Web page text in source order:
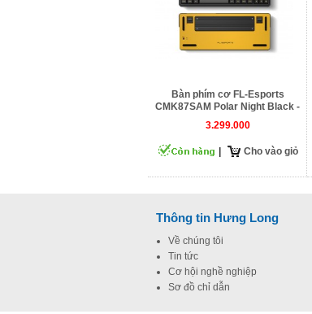
Bàn phím cơ FL-Esports
CMK87SAM Polar Night Black -
3 Mode
3.299.000
Cho vào giỏ
Thông tin Hưng Long
Về chúng tôi
Tin tức
Cơ hội nghề nghiệp
Sơ đồ chỉ dẫn